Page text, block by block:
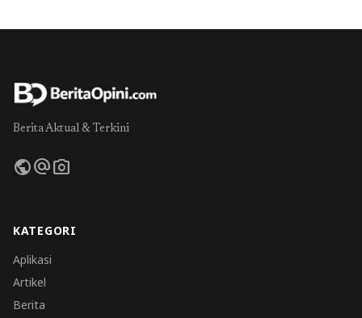
Berita Aktual & Terkini
publicalternate_emailphoto_camera
KATEGORI
Aplikasi
Artikel
Berita